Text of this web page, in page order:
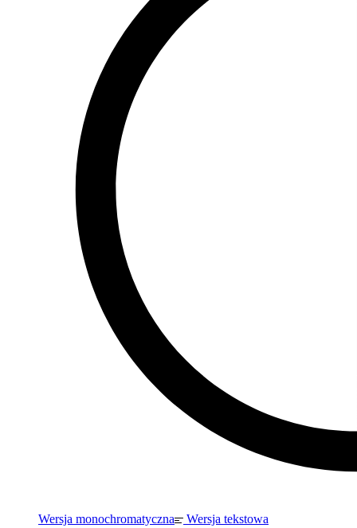
Wersja monochromatyczna Wersja tekstowa